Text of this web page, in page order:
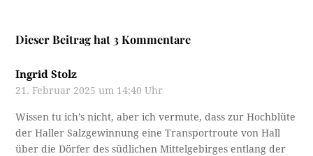
Dieser Beitrag hat 3 Kommentare
Ingrid Stolz
21. Februar 2025 um 14:40 Uhr
Wissen tu ich’s nicht, aber ich vermute, dass zur Hochblüte
der Haller Salzgewinnung eine Transportroute von Hall
über die Dörfer des südlichen Mittelgebirges entlang der